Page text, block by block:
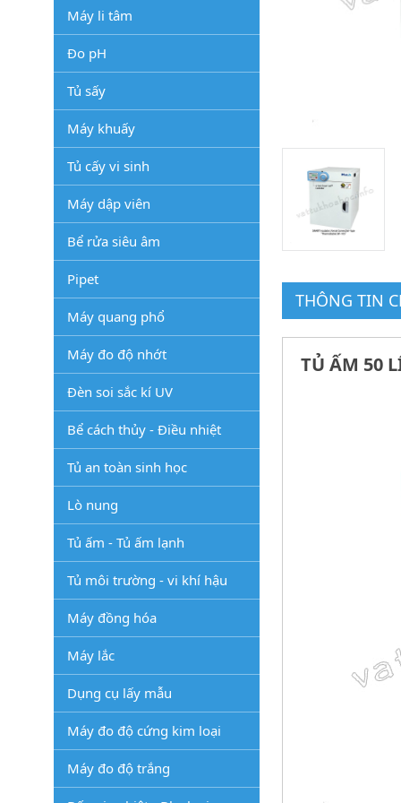
THÔNG TIN
TỦ ẤM 50
Máy li tâm
Đo pH
Tủ sấy
Máy khuấy
Tủ cấy vi sinh
Máy dập viên
Bể rửa siêu âm
Pipet
Máy quang phổ
Máy đo độ nhớt
Đèn soi sắc kí UV
Bể cách thủy - Điều nhiệt
Tủ an toàn sinh học
Lò nung
Tủ ấm - Tủ ấm lạnh
Tủ môi trường - vi khí hậu
Máy đồng hóa
Máy lắc
Dụng cụ lấy mẫu
Máy đo độ cứng kim loại
Máy đo độ trắng